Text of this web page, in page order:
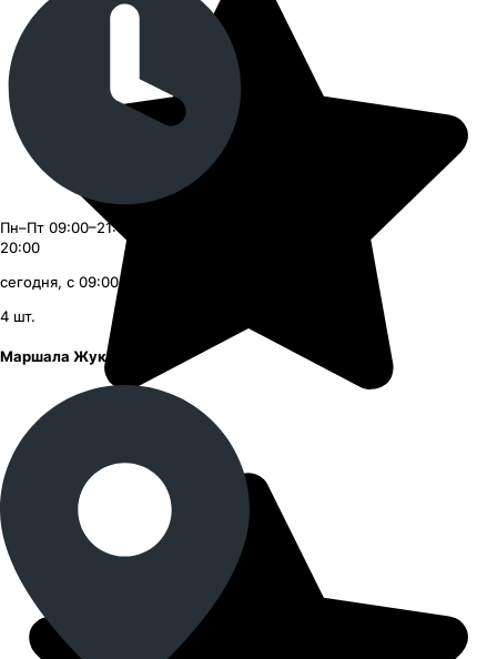
Пн–Пт 09:00–21:00, Сб–Вс 09:00–
20:00
сегодня, с 09:00
4 шт.
Маршала Жукова